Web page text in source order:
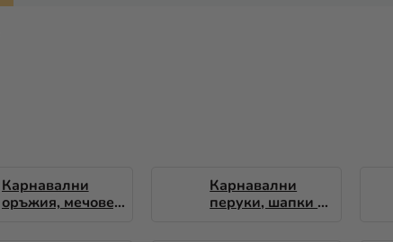
Карнавални
оръжия, мечове,
Карнавални
перуки, шапки и